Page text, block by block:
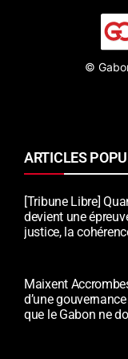
©
ARTICLES
[Tribune Libre]
devient une
justice, la
Maixent
d’une
que le Gabon ne